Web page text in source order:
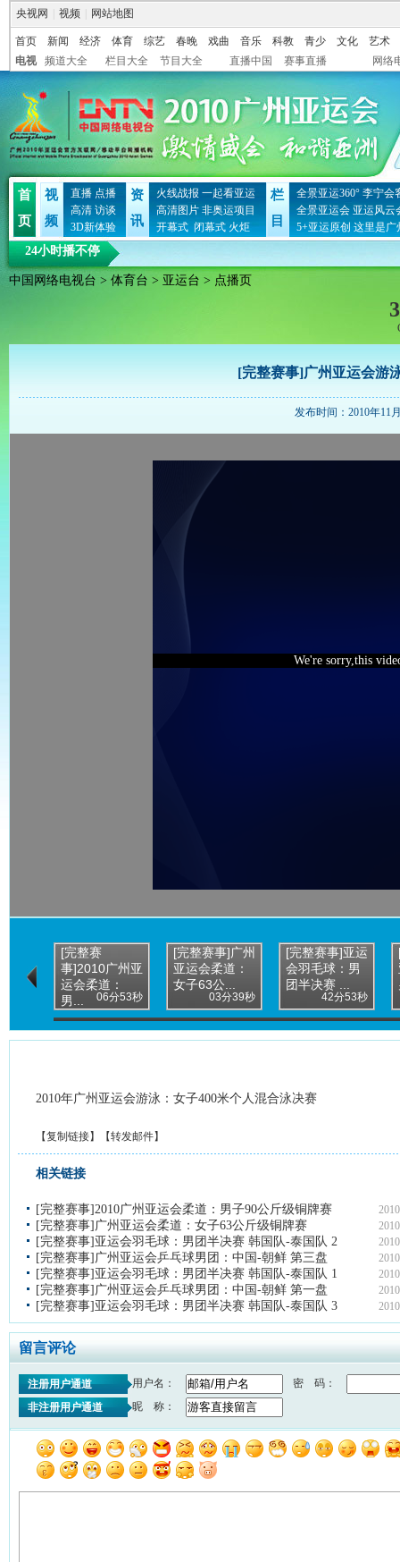
央视网 视频 网站地图
首页 新闻 经济 体育 综艺 春晚 戏曲 音乐 科教 青少 文化
艺术
电视
频道大全 栏目大全 节目大全 直播中国 赛事直播 网络
首
页
视
频
直播 点播
高清 访谈
3D新体验
资
讯
火线战报 一起看亚运
高清图片 非奥运项目
开幕式 闭幕式 火炬
栏
目
全景亚运360° 李宁会
全景亚运会 亚运风云
5+亚运原创 这里是广
24小时播不停
中国网络电视台 > 体育台 > 亚运台 > 点播页
[完整赛事]广州亚运会游
发布时间：2010年11
We're sorry,this
[完整赛
事]2010广州亚
运会柔道：
男...
06分53秒
[完整赛事]广州
亚运会柔道：
女子63公...
03分39秒
[完整赛事]亚运
会羽毛球：男
团半决赛 ...
42分53秒
2010年广州亚运会游泳：女子400米个人混合泳决赛
【复制链接】【转发邮件】
相关链接
[完整赛事]2010广州亚运会柔道：男子90公斤级铜牌赛
[完整赛事]广州亚运会柔道：女子63公斤级铜牌赛
[完整赛事]亚运会羽毛球：男团半决赛 韩国队-泰国队 2
[完整赛事]广州亚运会乒乓球男团：中国-朝鲜 第三盘
[完整赛事]亚运会羽毛球：男团半决赛 韩国队-泰国队 1
[完整赛事]广州亚运会乒乓球男团：中国-朝鲜 第一盘
[完整赛事]亚运会羽毛球：男团半决赛 韩国队-泰国队 3
留言评论
注册用户通道 用户名：
密 码：
非注册用户通道
昵 称：